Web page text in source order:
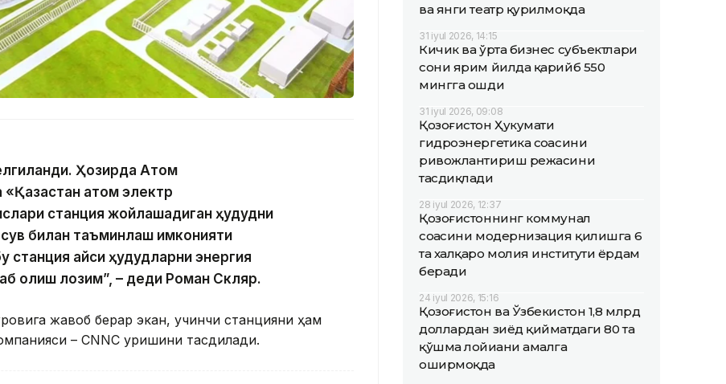
Ҳозирда Атом
атом электр
станция жойлашадиган ҳудудни
сув билан таъминлаш имконияти
қайси ҳудудларни энергия
олиш лозим”, – деди Роман Скляр.
жавоб берар экан, учинчи станцияни ҳам
– CNNC қуришини тасдиқлади.
ва янги театр қурилмоқда
31 iyul 2026, 14:15
Кичик ва ўрта бизнес субъектлари
сони ярим йилда қарийб 550
мингга ошди
31 iyul 2026, 09:08
Қозоғистон Ҳукумати
гидроэнергетика соҳасини
ривожлантириш режасини
тасдиқлади
28 iyul 2026, 12:37
Қозоғистоннинг коммунал
соҳасини модернизация қилишга 6
та халқаро молия институти ёрдам
беради
24 iyul 2026, 15:16
Қозоғистон ва Ўзбекистон 1,8 млрд
доллардан зиёд қийматдаги 80 та
қўшма лойиҳани амалга
оширмоқда